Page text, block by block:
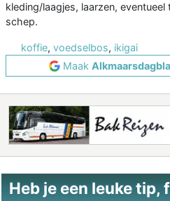
kleding/laagjes, laarzen,
schep.
koffie, voedselbos, ikigai
Maak
Heb je een leuke tip,